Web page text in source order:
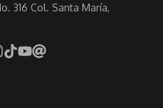
316 Col. Santa María,